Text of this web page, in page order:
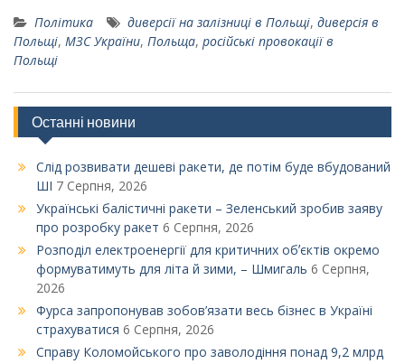
Політика диверсії на залізниці в Польщі, диверсія в
Польщі, МЗС України, Польща, російські провокації в
Польщі
Останні новини
Слід розвивати дешеві ракети, де потім буде вбудований
ШІ 7 Серпня, 2026
Українські балістичні ракети – Зеленський зробив заяву
про розробку ракет 6 Серпня, 2026
Розподіл електроенергії для критичних обʼєктів окремо
формуватимуть для літа й зими, – Шмигаль 6 Серпня,
2026
Фурса запропонував зобов’язати весь бізнес в Україні
страхуватися 6 Серпня, 2026
Справу Коломойського про заволодіння понад 9,2 млрд